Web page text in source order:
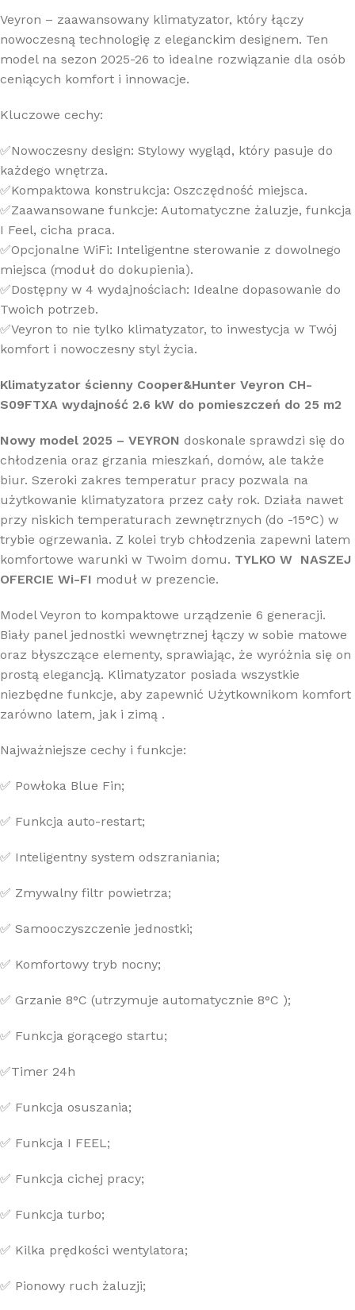
Veyron – zaawansowany klimatyzator, który łączy
nowoczesną technologię z eleganckim designem. Ten
model na sezon 2025-26 to idealne rozwiązanie dla osób
ceniących komfort i innowacje.
Kluczowe cechy:
✅Nowoczesny design: Stylowy wygląd, który pasuje do
każdego wnętrza.
✅Kompaktowa konstrukcja: Oszczędność miejsca.
✅Zaawansowane funkcje: Automatyczne żaluzje, funkcja
I Feel, cicha praca.
✅Opcjonalne WiFi: Inteligentne sterowanie z dowolnego
miejsca (moduł do dokupienia).
✅Dostępny w 4 wydajnościach: Idealne dopasowanie do
Twoich potrzeb.
✅Veyron to nie tylko klimatyzator, to inwestycja w Twój
komfort i nowoczesny styl życia.
Klimatyzator ścienny Cooper&Hunter Veyron CH-
S09FTXA wydajność 2.6 kW do pomieszczeń do 25 m2
Nowy model 2025 – VEYRON doskonale sprawdzi się do
chłodzenia oraz grzania mieszkań, domów, ale także
biur. Szeroki zakres temperatur pracy pozwala na
użytkowanie klimatyzatora przez cały rok. Działa nawet
przy niskich temperaturach zewnętrznych (do -15°C) w
trybie ogrzewania. Z kolei tryb chłodzenia zapewni latem
komfortowe warunki w Twoim domu. TYLKO W NASZEJ
OFERCIE Wi-FI moduł w prezencie.
Model Veyron to kompaktowe urządzenie 6 generacji.
Biały panel jednostki wewnętrznej łączy w sobie matowe
oraz błyszczące elementy, sprawiając, że wyróżnia się on
prostą elegancją. Klimatyzator posiada wszystkie
niezbędne funkcje, aby zapewnić Użytkownikom komfort
zarówno latem, jak i zimą .
Najważniejsze cechy i funkcje:
✅ Powłoka Blue Fin;
✅ Funkcja auto-restart;
✅ Inteligentny system odszraniania;
✅ Zmywalny filtr powietrza;
✅ Samooczyszczenie jednostki;
✅ Komfortowy tryb nocny;
✅ Grzanie 8°C (utrzymuje automatycznie 8°C );
✅ Funkcja gorącego startu;
✅Timer 24h
✅ Funkcja osuszania;
✅ Funkcja I FEEL;
✅ Funkcja cichej pracy;
✅ Funkcja turbo;
✅ Kilka prędkości wentylatora;
✅ Pionowy ruch żaluzji;